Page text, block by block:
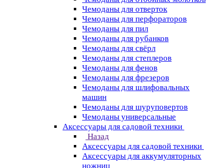
Чемоданы для отверток
Чемоданы для перфораторов
Чемоданы для пил
Чемоданы для рубанков
Чемоданы для свёрл
Чемоданы для степлеров
Чемоданы для фенов
Чемоданы для фрезеров
Чемоданы для шлифовальных
машин
Чемоданы для шуруповертов
Чемоданы универсальные
Аксессуары для садовой техники
Назад
Аксессуары для садовой техники
Аксессуары для аккумуляторных
ножниц